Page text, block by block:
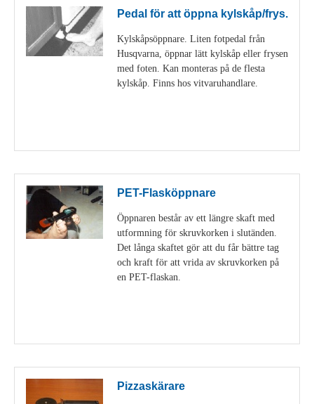
Pedal för att öppna kylskåp/frys.
Kylskåpsöppnare. Liten fotpedal från
Husqvarna, öppnar lätt kylskåp eller frysen
med foten. Kan monteras på de flesta
kylskåp. Finns hos vitvaruhandlare.
PET-Flasköppnare
Öppnaren består av ett längre skaft med
utformning för skruvkorken i slutänden.
Det långa skaftet gör att du får bättre tag
och kraft för att vrida av skruvkorken på
en PET-flaskan.
Pizzaskärare